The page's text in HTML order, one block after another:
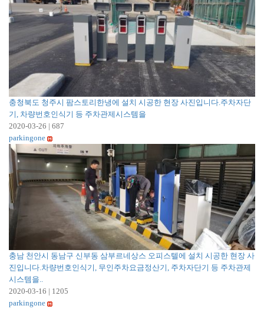
충청북도 청주시 팜스토리한냉에 설치 시공한 현장 사진입니다.주차자단
기, 차량번호인식기 등 주차관제시스템을
2020-03-26 | 687
parkingone
충남 천안시 동남구 신부동 삼부르네상스 오피스텔에 설치 시공한 현장 사
진입니다.차량번호인식기, 무인주차요금정산기, 주차자단기 등 주차관제
시스템을..
2020-03-16 | 1205
parkingone